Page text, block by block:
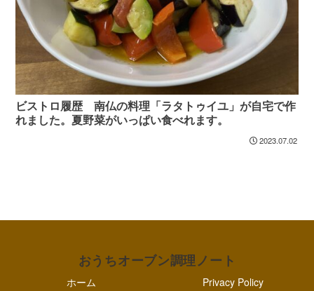
ビストロ履歴 南仏の料理「ラタトゥイユ」が自宅で作
れました。夏野菜がいっぱい食べれます。
2023.07.02
おうちオーブン調理ノート
ホーム Privacy Policy